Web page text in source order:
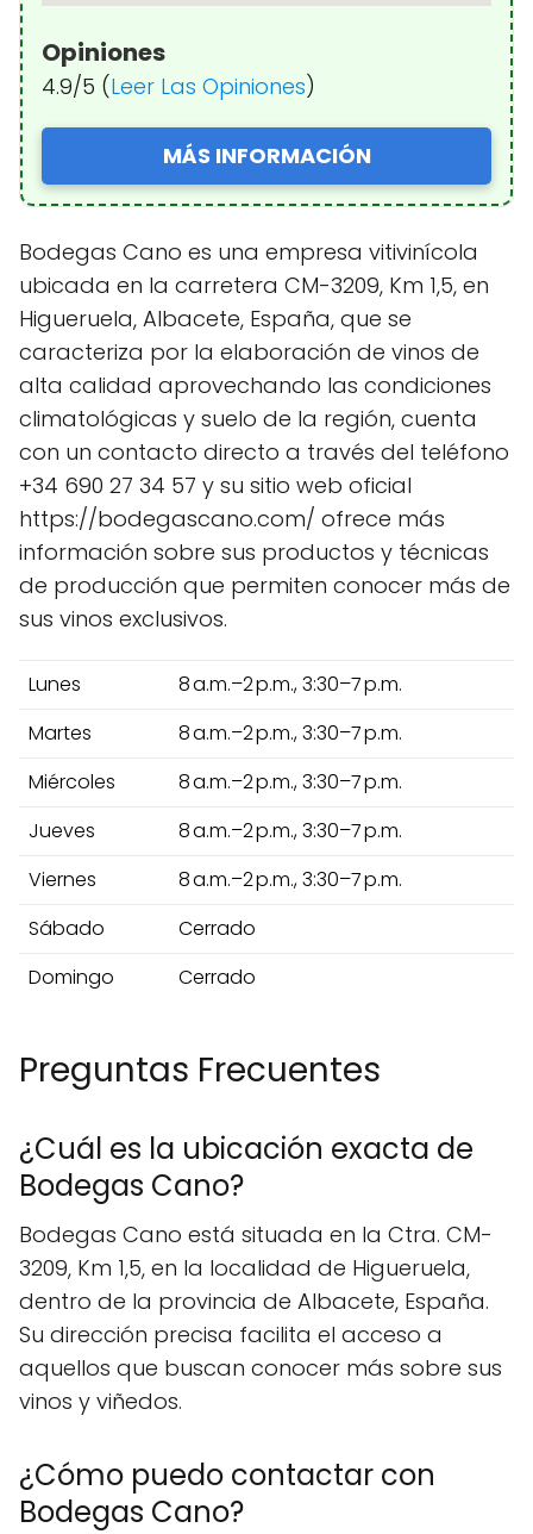
Opiniones
4.9/5 (Leer Las Opiniones)
MÁS INFORMACIÓN
Bodegas Cano es una empresa vitivinícola
ubicada en la carretera CM-3209, Km 1,5, en
Higueruela, Albacete, España, que se
caracteriza por la elaboración de vinos de
alta calidad aprovechando las condiciones
climatológicas y suelo de la región, cuenta
con un contacto directo a través del teléfono
+34 690 27 34 57 y su sitio web oficial
https://bodegascano.com/ ofrece más
información sobre sus productos y técnicas
de producción que permiten conocer más de
sus vinos exclusivos.
Lunes
8 a.m.–2 p.m., 3:30–7 p.m.
Martes
8 a.m.–2 p.m., 3:30–7 p.m.
Miércoles
8 a.m.–2 p.m., 3:30–7 p.m.
Jueves
8 a.m.–2 p.m., 3:30–7 p.m.
Viernes
8 a.m.–2 p.m., 3:30–7 p.m.
Sábado
Cerrado
Domingo
Cerrado
Preguntas Frecuentes
¿Cuál es la ubicación exacta de
Bodegas Cano?
Bodegas Cano está situada en la Ctra. CM-
3209, Km 1,5, en la localidad de Higueruela,
dentro de la provincia de Albacete, España.
Su dirección precisa facilita el acceso a
aquellos que buscan conocer más sobre sus
vinos y viñedos.
¿Cómo puedo contactar con
Bodegas Cano?